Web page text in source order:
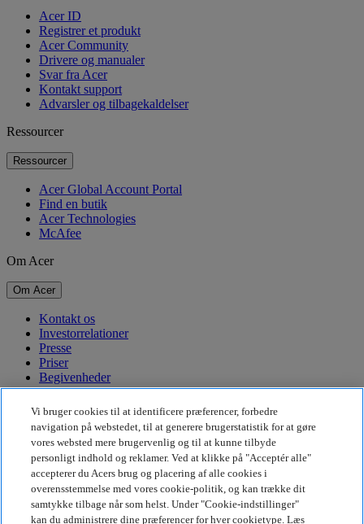
Acer ID
Registrer et produkt
Acer Community
Drivere og manualer
Svar fra Acer
Kontakt support
Advarsler og tilbagekaldelser
Ressourcer
Ressourcer
Acer Global Account Portal
Find en butik
Acer Technologies
McAfee
Om Acer
Om Acer
Kontakt os
Investorrelationer
Presse
Priser
Begivenheder
Bæredygtighed
Bæredygtighed
Virksomhedens sociale ansvar
CO2-aftryk for produkt
Project Humanity
Earthion
Vi bruger cookies til at identificere præferencer, forbedre
navigation på webstedet, til at generere brugerstatistik for at gøre
vores websted mere brugervenlig og til at kunne tilbyde
personligt indhold og reklamer. Ved at klikke på "Acceptér alle"
accepterer du Acers brug og placering af alle cookies i
overensstemmelse med vores cookie-politik, og kan trække dit
samtykke tilbage når som helst. Under "Cookie-indstillinger"
kan du administrere dine præferencer for hver cookietype. Læs